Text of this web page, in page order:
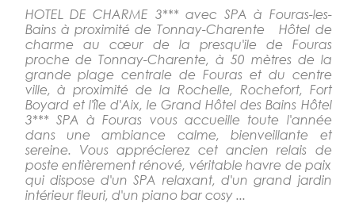
HOTEL DE CHARME 3*** avec SPA à Fouras-les-
Bains à proximité de Tonnay-Charente Hôtel de
charme au cœur de la presqu'ile de Fouras
proche de Tonnay-Charente, à 50 mètres de la
grande plage centrale de Fouras et du centre
ville, à proximité de la Rochelle, Rochefort, Fort
Boyard et l'île d'Aix, le Grand Hôtel des Bains Hôtel
3*** SPA à Fouras vous accueille toute l'année
dans une ambiance calme, bienveillante et
sereine. Vous apprécierez cet ancien relais de
poste entièrement rénové, véritable havre de paix
qui dispose d'un SPA relaxant, d'un grand jardin
intérieur fleuri, d'un piano bar cosy ...